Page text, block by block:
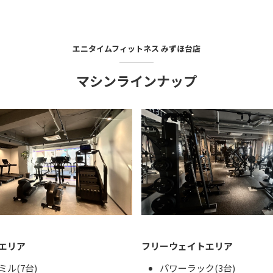
エニタイムフィットネス みずほ台店
マシンラインナップ
リア
ル(7台)
フリーウェイトエリア
パワーラック(3台)